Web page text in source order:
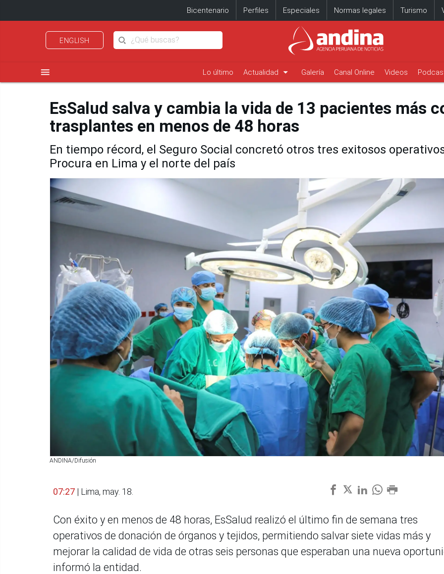
Bicentenario Perfiles Especiales Normas legales Turismo
ENGLISH
menu Lo último Actualidad arrow_drop_down Galería Canal Online Videos
EsSalud salva y cambia la vida de 13 pacientes más
trasplantes en menos de 48 horas
En tiempo récord, el Seguro Social concretó otros tres exitosos
Procura en Lima y el norte del país
ANDINA/Difusión
07:27 | Lima, may. 18.
Con éxito y en menos de 48 horas, EsSalud realizó el último fin de semana tres
operativos de donación de órganos y tejidos, permitiendo salvar siete vidas más y
mejorar la calidad de vida de otras seis personas que esperaban una nueva
informó la entidad.